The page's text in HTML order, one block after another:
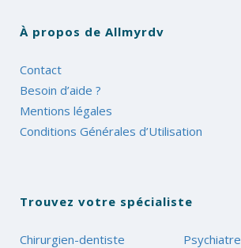
À propos de Allmyrdv
Contact
Besoin d’aide ?
Mentions légales
Conditions Générales d’Utilisation
Trouvez votre spécialiste
Chirurgien-dentiste
Psychiatre